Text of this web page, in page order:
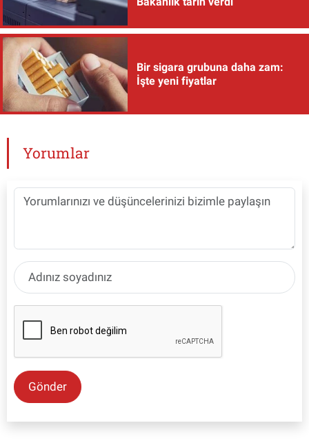
Bir sigara grubuna daha zam:
İşte yeni fiyatlar
Yorumlar
Gönder